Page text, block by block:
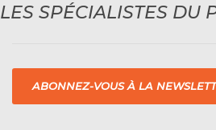
LES SPÉCIALISTES DU
ABONNEZ-VOUS À LA